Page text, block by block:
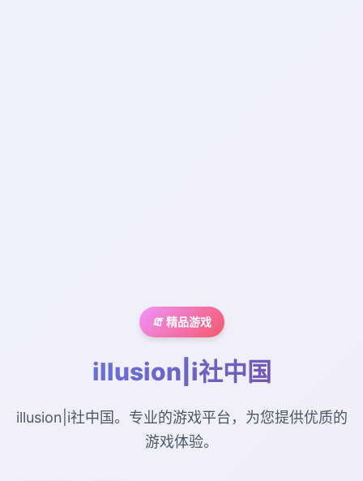
🧯 精品游戏
illusion|i社中国
illusion|i社中国。专业的游戏平台，为您提供优质的
游戏体验。